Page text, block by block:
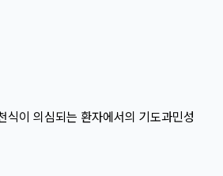
식이 의심되는 환자에서의 기도과민성